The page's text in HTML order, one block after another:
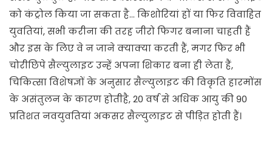
को कंट्रोल किया जा सकता है... किशोरियां हों या फिर विवाहित
युवतियां, सभी करीना की तरह जीरो फिगर बनाना चाहती हैं
और इस के लिए वे न जाने क्याक्या करती हैं, मगर फिर भी
चोरीछिपे सैल्युलाइट उन्हें अपना शिकार बना ही लेता हैं,
चिकित्सा विशेषज्ञों के अनुसार सैल्युलाइट की विकृति हारमोंस
के असंतुलन के कारण होतीहै, 20 वर्ष से अधिक आयु की 90
प्रतिशत नवयुवतियां अकसर सैल्युलाइट से पीड़ित होती हैं।